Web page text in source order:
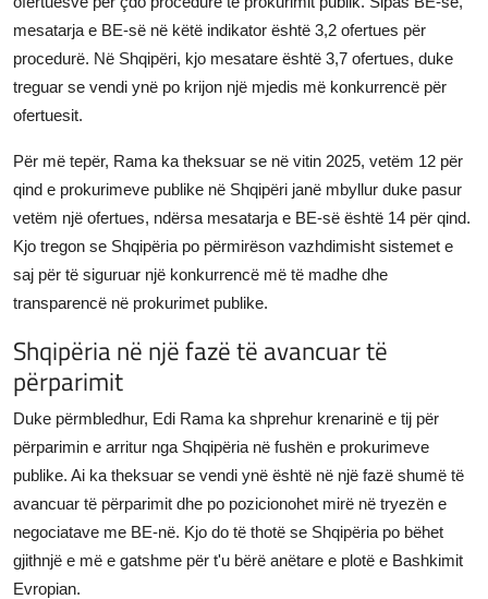
mesatarja e BE-së në këtë indikator është 3,2 ofertues për
procedurë. Në Shqipëri, kjo mesatare është 3,7 ofertues, duke
treguar se vendi ynë po krijon një mjedis më konkurrencë për
ofertuesit.
Për më tepër, Rama ka theksuar se në vitin 2025, vetëm 12 për
qind e prokurimeve publike në Shqipëri janë mbyllur duke pasur
vetëm një ofertues, ndërsa mesatarja e BE-së është 14 për qind.
Kjo tregon se Shqipëria po përmirëson vazhdimisht sistemet e
saj për të siguruar një konkurrencë më të madhe dhe
transparencë në prokurimet publike.
Shqipëria në një fazë të avancuar të
përparimit
Duke përmbledhur, Edi Rama ka shprehur krenarinë e tij për
përparimin e arritur nga Shqipëria në fushën e prokurimeve
publike. Ai ka theksuar se vendi ynë është në një fazë shumë të
avancuar të përparimit dhe po pozicionohet mirë në tryezën e
negociatave me BE-në. Kjo do të thotë se Shqipëria po bëhet
gjithnjë e më e gatshme për t'u bërë anëtare e plotë e Bashkimit
Evropian.